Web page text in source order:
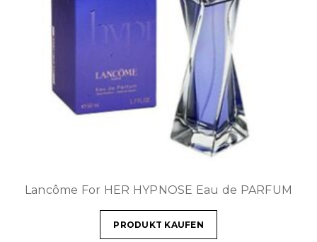
Lancôme For HER HYPNOSE Eau de PARFUM
PRODUKT KAUFEN